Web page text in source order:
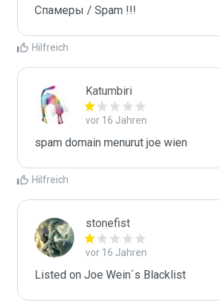
Спамеры / Spam !!!
Hilfreich
Katumbiri
vor 16 Jahren
spam domain menurut joe wien
Hilfreich
stonefist
vor 16 Jahren
Listed on Joe Wein´s Blacklist